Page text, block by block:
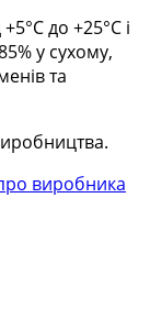
до +25°С і
у сухому,
та
виробника